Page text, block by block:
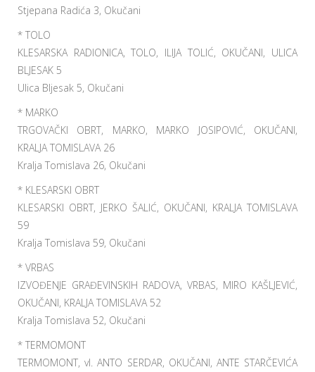
Stjepana Radića 3, Okučani
* TOLO
KLESARSKA RADIONICA, TOLO, ILIJA TOLIĆ, OKUČANI, ULICA
BLJESAK 5
Ulica Bljesak 5, Okučani
* MARKO
TRGOVAČKI OBRT, MARKO, MARKO JOSIPOVIĆ, OKUČANI,
KRALJA TOMISLAVA 26
Kralja Tomislava 26, Okučani
* KLESARSKI OBRT
KLESARSKI OBRT, JERKO ŠALIĆ, OKUČANI, KRALJA TOMISLAVA
59
Kralja Tomislava 59, Okučani
* VRBAS
IZVOĐENJE GRAĐEVINSKIH RADOVA, VRBAS, MIRO KAŠLJEVIĆ,
OKUČANI, KRALJA TOMISLAVA 52
Kralja Tomislava 52, Okučani
* TERMOMONT
TERMOMONT, vl. ANTO SERDAR, OKUČANI, ANTE STARČEVIĆA